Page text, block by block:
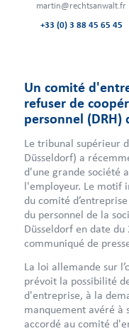
martin@rechtsanwalt.fr
+33 (0) 3 88 45 65 45
Un comité
refuser de
personnel
Le tribunal supérieur
Düsseldorf) a
d'une grande société
l'employeur. Le motif
du comité
du personnel de la
Düsseldorf en date du
communiqué de
La loi allemande sur
prévoit la possibilité
d'entreprise, à la
manquement avéré à
accordé au comité